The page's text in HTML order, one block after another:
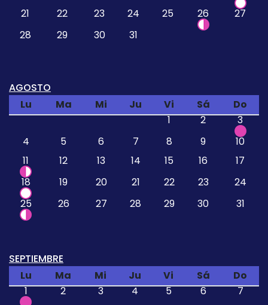
21 22 23 24 25 26
27
28
29 30 31
AGOSTO
Lu
Ma Mi Ju Vi Sá
Do
1
2
3
4
5 6 7 8 9
10
11
12 13 14 15 16
17
18
19 20 21 22 23
24
25
26 27 28 29 30 31
SEPTIEMBRE
Lu
Ma Mi Ju Vi Sá
Do
1
2 3 4 5 6
7